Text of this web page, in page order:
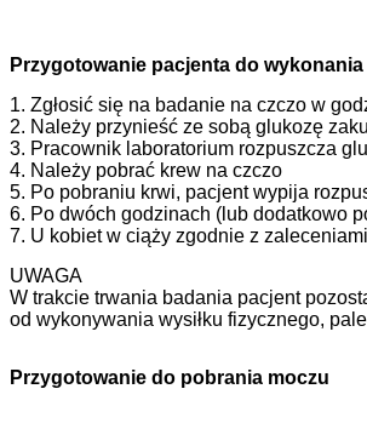
Przygotowanie pacjenta do
1. Zgłosić się na badanie na czczo w
2. Należy przynieść ze sobą glukozę
3. Pracownik laboratorium rozpuszcza
4. Należy pobrać krew na czczo
5. Po pobraniu krwi, pacjent wypija
6. Po dwóch godzinach (lub dodatkowo
7. U kobiet w ciąży zgodnie z
UWAGA
W trakcie trwania badania pacjent
od wykonywania wysiłku fizycznego,
Przygotowanie do pobrania moczu